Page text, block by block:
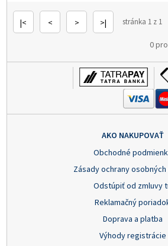
|< < > >| stránka 1 z 1
0
AKO NAKUPOVAŤ
Obchodné
Zásady ochrany
Odstúpiť od zmluvy
Reklamačný
Doprava a platba
Výhody registrácie